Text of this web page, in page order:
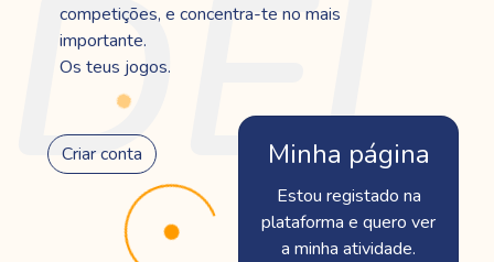
DEL
competições, e concentra-te no mais
importante.
Os teus jogos.
Criar conta Minha página
Estou registado na
plataforma e quero ver
a minha atividade.